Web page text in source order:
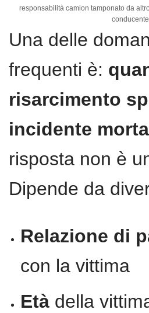
responsabilità camion tamponato da
conducente
Una delle
frequenti è:
risarcimento
incidente
risposta non è
Dipende da
Relazione di
con la vittima
Età della